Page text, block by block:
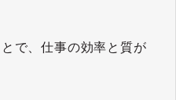
で、仕事の効率と質が